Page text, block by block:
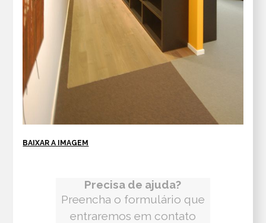
BAIXAR A IMAGEM
Precisa de ajuda?
Preencha o formulário que
entraremos em contato